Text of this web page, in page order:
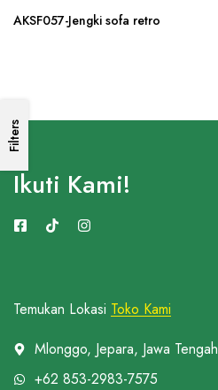
Filters
AKSF057-Jengki sofa retro
Temukan Lokasi Toko Kami
Mlonggo, Jepara, Jawa Tengah
+62 853-2983-7575
Ikuti Kami!